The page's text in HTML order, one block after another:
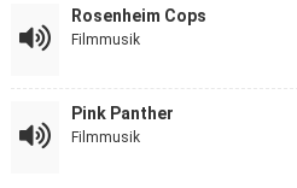
Rosenheim Cops
Filmmusik
Pink Panther
Filmmusik